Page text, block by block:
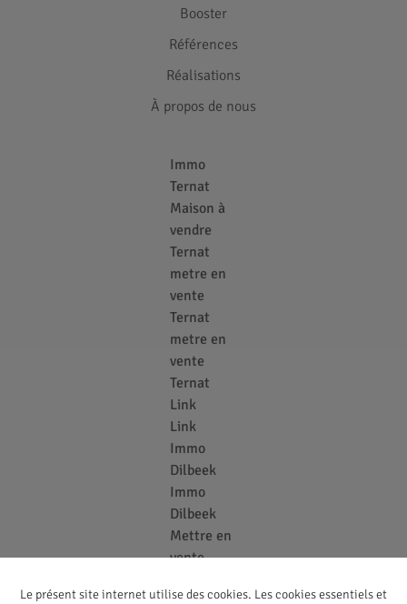
Booster
Références
Réalisations
À propos de nous
Immo
Ternat
Maison à
vendre
Ternat
metre en
vente
Ternat
metre en
vente
Ternat
Link
Link
Immo
Dilbeek
Immo
Dilbeek
Mettre en
vente
Le présent site internet utilise des cookies. Les cookies essentiels et